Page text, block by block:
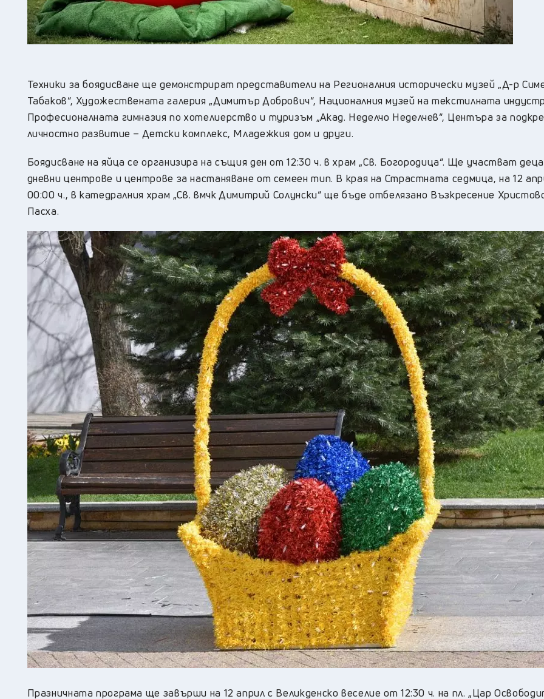
Техники за боядисване ще демонстрират представители на Регионалния исторически музей „Д-р
Табаков“, Художествената галерия „Димитър Добрович“, Националния музей на текстилната
Професионалната гимназия по хотелиерство и туризъм „Акад. Неделчо Неделчев“, Центъра за
личностно развитие – Детски комплекс, Младежкия дом и други.
Боядисване на яйца се организира на същия ден от 12:30 ч. в храм „Св. Богородица“. Ще участват
дневни центрове и центрове за настаняване от семеен тип. В края на Страстната седмица, на 12
00:00 ч., в катедралния храм „Св. вмчк Димитрий Солунски“ ще бъде отбелязано Възкресение
Пасха.
Празничната програма ще завърши на 12 април с Великденско веселие от 12:30 ч. на пл. „Цар